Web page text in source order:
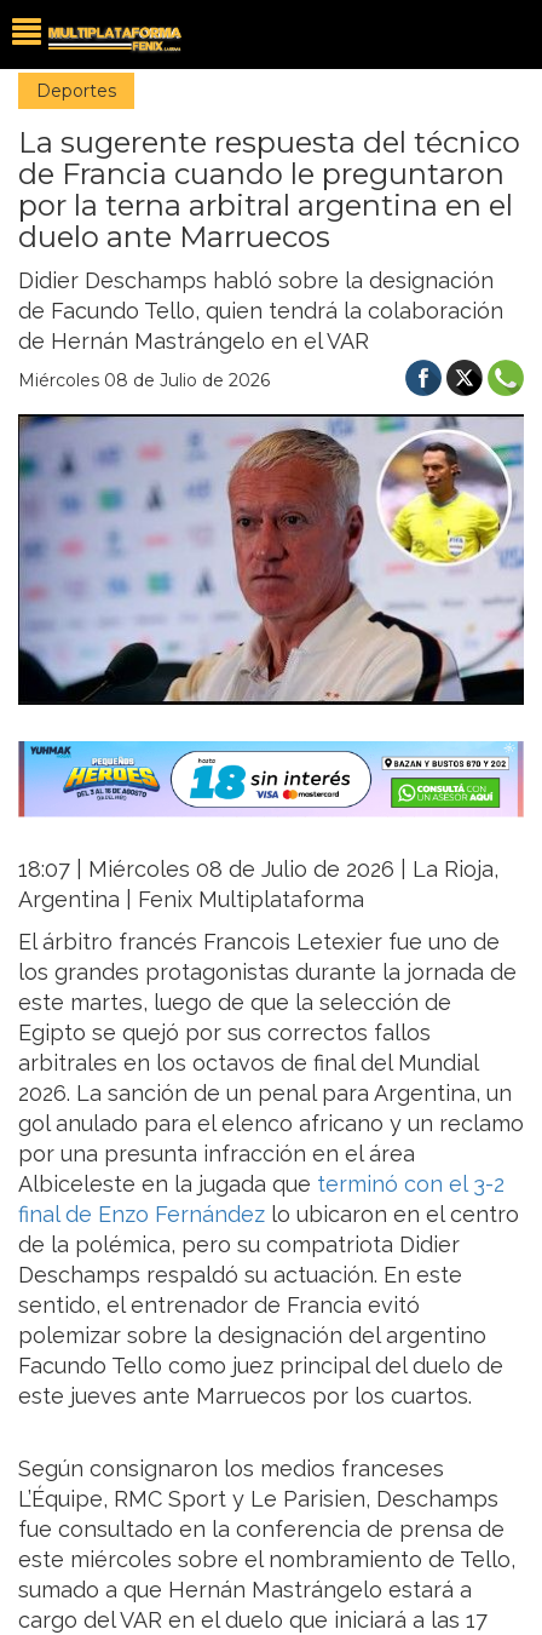
Deportes
La sugerente respuesta del técnico
de Francia cuando le preguntaron
por la terna arbitral argentina en el
duelo ante Marruecos
Didier Deschamps habló sobre la designación
de Facundo Tello, quien tendrá la colaboración
de Hernán Mastrángelo en el VAR
Miércoles 08 de Julio de 2026
18:07 | Miércoles 08 de Julio de 2026 | La Rioja,
Argentina | Fenix Multiplataforma
El árbitro francés Francois Letexier fue uno de
los grandes protagonistas durante la jornada de
este martes, luego de que la selección de
Egipto se quejó por sus correctos fallos
arbitrales en los octavos de final del Mundial
2026. La sanción de un penal para Argentina, un
gol anulado para el elenco africano y un reclamo
por una presunta infracción en el área
Albiceleste en la jugada que terminó con el 3-2
final de Enzo Fernández lo ubicaron en el centro
de la polémica, pero su compatriota Didier
Deschamps respaldó su actuación. En este
sentido, el entrenador de Francia evitó
polemizar sobre la designación del argentino
Facundo Tello como juez principal del duelo de
este jueves ante Marruecos por los cuartos.
Según consignaron los medios franceses
L’Équipe, RMC Sport y Le Parisien, Deschamps
fue consultado en la conferencia de prensa de
este miércoles sobre el nombramiento de Tello,
sumado a que Hernán Mastrángelo estará a
cargo del VAR en el duelo que iniciará a las 17